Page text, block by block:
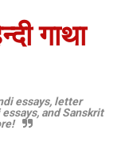
गाथा
essays, letter
and Sanskrit